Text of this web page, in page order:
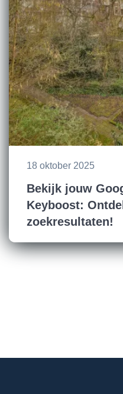
18 oktober 2025
Bekijk jouw
Keyboost:
zoekresultaten!